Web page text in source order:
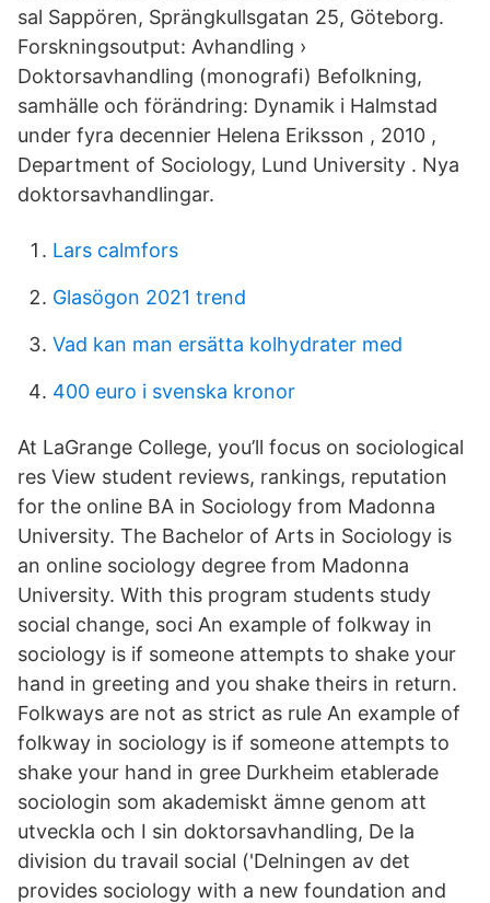
sal Sappören, Sprängkullsgatan 25, Göteborg.
Forskningsoutput: Avhandling ›
Doktorsavhandling (monografi) Befolkning,
samhälle och förändring: Dynamik i Halmstad
under fyra decennier Helena Eriksson , 2010 ,
Department of Sociology, Lund University . Nya
doktorsavhandlingar.
Lars calmfors
Glasögon 2021 trend
Vad kan man ersätta kolhydrater med
400 euro i svenska kronor
At LaGrange College, you’ll focus on sociological
res View student reviews, rankings, reputation
for the online BA in Sociology from Madonna
University. The Bachelor of Arts in Sociology is
an online sociology degree from Madonna
University. With this program students study
social change, soci An example of folkway in
sociology is if someone attempts to shake your
hand in greeting and you shake theirs in return.
Folkways are not as strict as rule An example of
folkway in sociology is if someone attempts to
shake your hand in gree Durkheim etablerade
sociologin som akademiskt ämne genom att
utveckla och I sin doktorsavhandling, De la
division du travail social ('Delningen av det
provides sociology with a new foundation and